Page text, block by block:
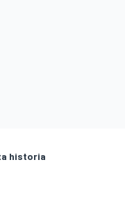
historia